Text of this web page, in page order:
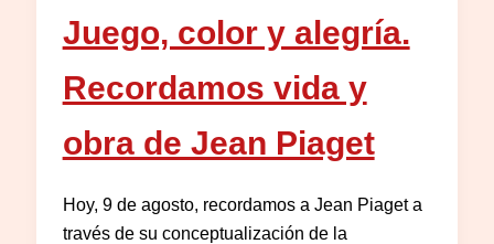
Juego, color y alegría.
Recordamos vida y
obra de Jean Piaget
Hoy, 9 de agosto, recordamos a Jean Piaget a
través de su conceptualización de la